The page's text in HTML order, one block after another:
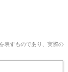
表すものであり、実際の